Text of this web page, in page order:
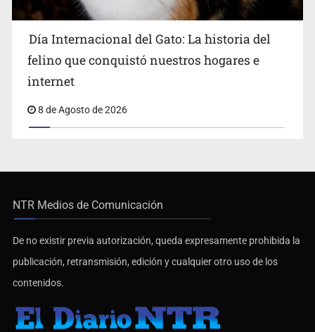
Día Internacional del Gato: La historia del
felino que conquistó nuestros hogares e
internet
8 de Agosto de 2026
NTR Medios de Comunicación
De no existir previa autorización, queda expresamente prohibida la
publicación, retransmisión, edición y cualquier otro uso de los
contenidos.